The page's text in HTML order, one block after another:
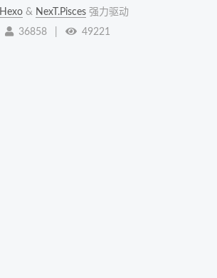
Hexo & NexT.Pisces 强力驱动
36858
49221